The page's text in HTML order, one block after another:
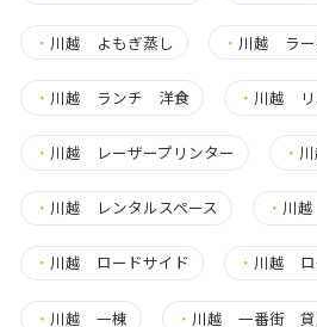
・ 川越 よもぎ蒸し ・ 川越 ラー
・ 川越 ランチ 洋食 ・ 川越 リ
・ 川越 レーザープリンター ・
・ 川越 レンタルスペース ・ 川
・ 川越 ロードサイド ・ 川越 ロ
・ 川越 一棟 ・ 川越 一番街 貸